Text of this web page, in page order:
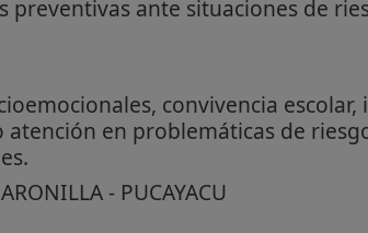
preventivas ante situaciones de
convivencia escolar,
en problemáticas de
- PUCAYACU